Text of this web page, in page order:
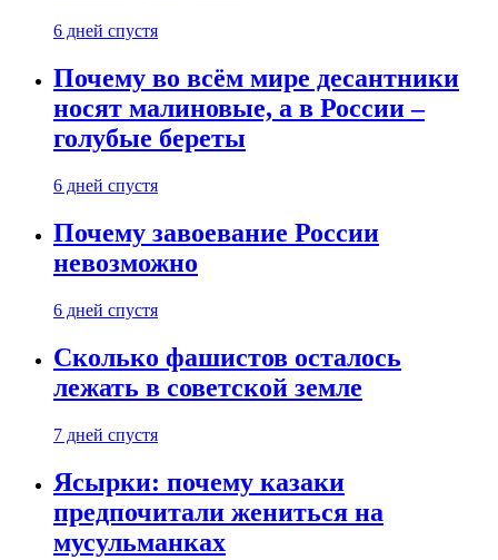
6 дней спустя
Почему во всём мире десантники
носят малиновые, а в России –
голубые береты
6 дней спустя
Почему завоевание России
невозможно
6 дней спустя
Сколько фашистов осталось
лежать в советской земле
7 дней спустя
Ясырки: почему казаки
предпочитали жениться на
мусульманках